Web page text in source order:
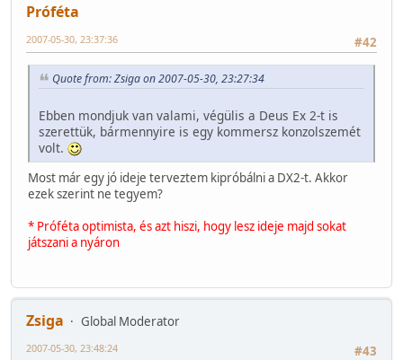
Próféta
#42
2007-05-30, 23:37:36
Quote from: Zsiga on 2007-05-30, 23:27:34
Ebben mondjuk van valami, végülis a Deus Ex 2-t is
szerettük, bármennyire is egy kommersz konzolszemét
volt.
Most már egy jó ideje terveztem kipróbálni a DX2-t. Akkor
ezek szerint ne tegyem?
* Próféta optimista, és azt hiszi, hogy lesz ideje majd sokat
játszani a nyáron
Zsiga
Global Moderator
#43
2007-05-30, 23:48:24